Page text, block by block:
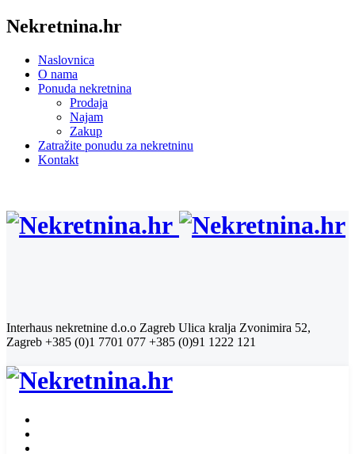
Nekretnina.hr
Naslovnica
O nama
Ponuda nekretnina
Prodaja
Najam
Zakup
Zatražite ponudu za nekretninu
Kontakt
Interhaus nekretnine d.o.o Zagreb Ulica kralja Zvonimira 52,
Zagreb +385 (0)1 7701 077 +385 (0)91 1222 121